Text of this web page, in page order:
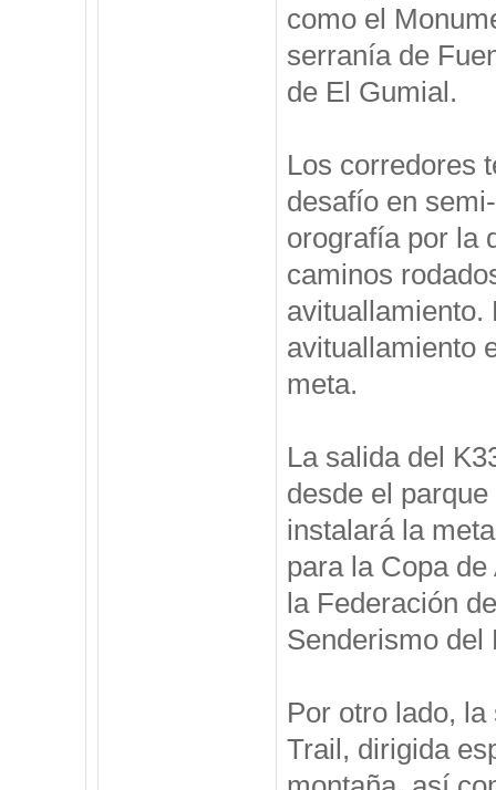
como el
serranía de
de El Gumial.
Los corredores
desafío en
orografía por la
caminos
avituallamiento.
avituallamiento
meta.
La salida del
desde el
instalará la
para la Copa
la Federación
Senderismo del
Por otro lado,
Trail, dirigida